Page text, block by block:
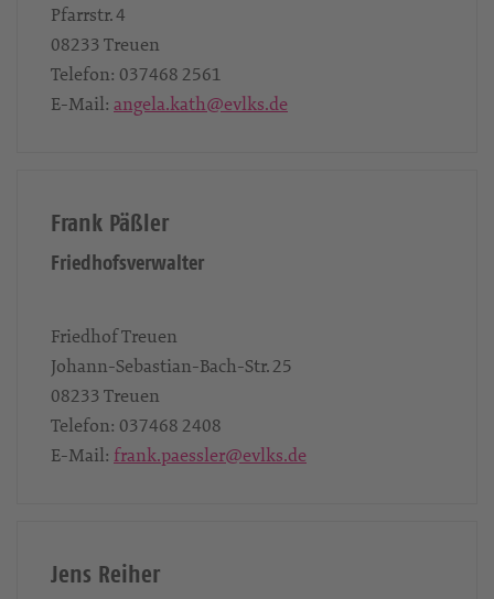
Pfarrstr. 4
08233Treuen
Telefon: 037468 2561
E-Mail: angela.kath@evlks.de
Frank Päßler
Friedhofsverwalter
Friedhof Treuen
Johann-Sebastian-Bach-Str. 25
08233Treuen
Telefon: 037468 2408
E-Mail: frank.paessler@evlks.de
Jens Reiher